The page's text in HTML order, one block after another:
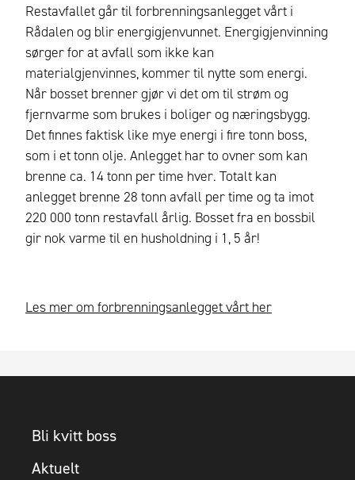
Restavfallet går til forbrenningsanlegget vårt i
Rådalen og blir energigjenvunnet. Energigjenvinning
sørger for at avfall som ikke kan
materialgjenvinnes, kommer til nytte som energi.
Når bosset brenner gjør vi det om til strøm og
fjernvarme som brukes i boliger og næringsbygg.
Det finnes faktisk like mye energi i fire tonn boss,
som i et tonn olje. Anlegget har to ovner som kan
brenne ca. 14 tonn per time hver. Totalt kan
anlegget brenne 28 tonn avfall per time og ta imot
220 000 tonn restavfall årlig. Bosset fra en bossbil
gir nok varme til en husholdning i 1, 5 år!
Les mer om forbrenningsanlegget vårt her
Bli kvitt boss
Aktuelt